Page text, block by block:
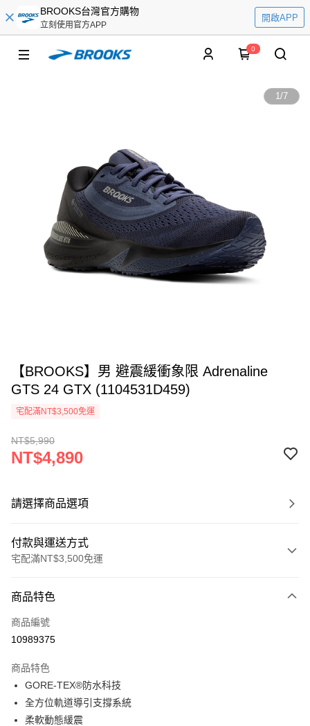
BROOKS台灣官方購物
立刻使用官方APP
開啟APP
0
1/7
【BROOKS】男 避震緩衝象限 Adrenaline
GTS 24 GTX (1104531D459)
宅配滿NT$3,500免運
NT$5,990
NT$4,890
請選擇商品選項
付款與運送方式
宅配滿NT$3,500免運
信用卡一次付款
ATM付款
運送方式
宅配
每筆NT$100，滿NT$3,500(含以上)免運費
商品特色
商品編號
10989375
商品特色
GORE-TEX®防水科技
全方位軌道導引支撐系統
柔軟動態緩震